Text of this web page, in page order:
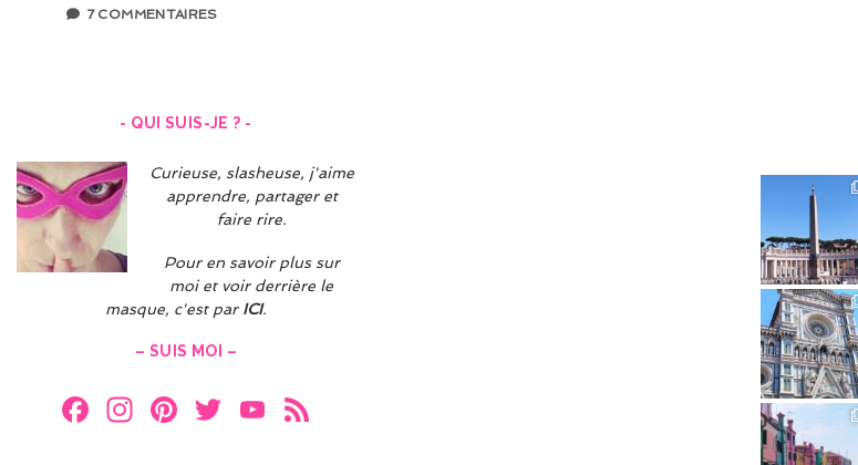
7 COMMENTAIRES
- QUI SUIS-JE ? -
Curieuse, slasheuse, j'aime
apprendre, partager et
faire rire.
Pour en savoir plus sur
moi et voir derrière le
masque, c'est par ICI.
– SUIS MOI –
F
In Pi T
Y